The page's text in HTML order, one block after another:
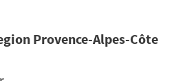
Provence-Alpes-Côte